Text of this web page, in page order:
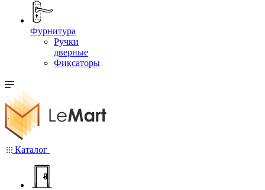
Фурнитура
Ручки
дверные
Фиксаторы
Каталог